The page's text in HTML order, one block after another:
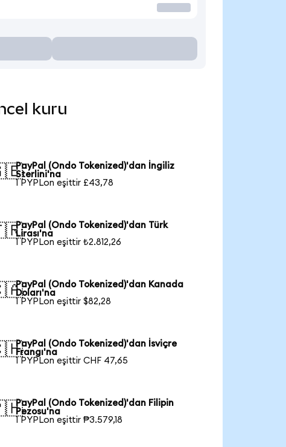
kuru
PayPal (Ondo Tokenized)'dan İngiliz
Sterlini'na
1 PYPLon eşittir £43,78
PayPal (Ondo Tokenized)'dan Türk
Lirası'na
1 PYPLon eşittir ₺2.812,26
PayPal (Ondo Tokenized)'dan Kanada
Doları'na
1 PYPLon eşittir $82,28
PayPal (Ondo Tokenized)'dan İsviçre
Frangı'na
1 PYPLon eşittir CHF 47,65
PayPal (Ondo Tokenized)'dan Filipin
Pezosu'na
1 PYPLon eşittir ₱3.579,18